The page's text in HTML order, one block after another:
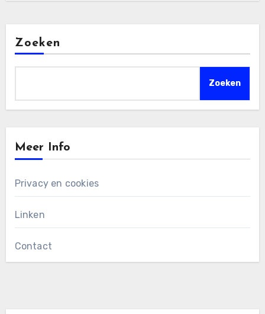
Zoeken
Zoeken
Meer Info
Privacy en cookies
Linken
Contact